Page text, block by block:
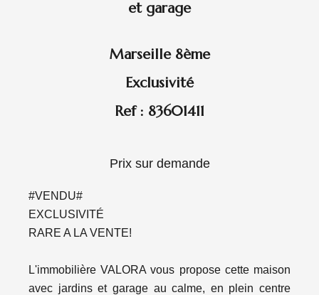
et garage
Marseille 8ème
Exclusivité
Ref : 83601411
Prix sur demande
#VENDU#
EXCLUSIVITÉ
RARE A LA VENTE!
L'immobilière VALORA vous propose cette maison
avec jardins et garage au calme, en plein centre